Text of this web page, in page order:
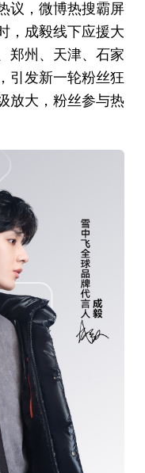
议，微博热搜霸屏
，成毅线下应援大
郑州、天津、石家
引发新一轮粉丝狂
放大，粉丝参与热